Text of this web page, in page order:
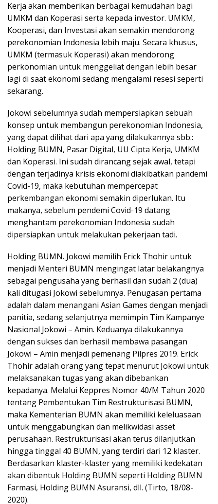
Kerja akan memberikan berbagai kemudahan bagi
UMKM dan Koperasi serta kepada investor. UMKM,
Kooperasi, dan Investasi akan semakin mendorong
perekonomian Indonesia lebih maju. Secara khusus,
UMKM (termasuk Koperasi) akan mendorong
perkonomian untuk menggeliat dengan lebih besar
lagi di saat ekonomi sedang mengalami resesi seperti
sekarang.
Jokowi sebelumnya sudah mempersiapkan sebuah
konsep untuk membangun perekonomian Indonesia,
yang dapat dilihat dari apa yang dilakukannya sbb.:
Holding BUMN, Pasar Digital, UU Cipta Kerja, UMKM
dan Koperasi. Ini sudah dirancang sejak awal, tetapi
dengan terjadinya krisis ekonomi diakibatkan pandemi
Covid-19, maka kebutuhan mempercepat
perkembangan ekonomi semakin diperlukan. Itu
makanya, sebelum pendemi Covid-19 datang
menghantam perekonomian Indonesia sudah
dipersiapkan untuk melakukan pekerjaan tadi.
Holding BUMN. Jokowi memilih Erick Thohir untuk
menjadi Menteri BUMN mengingat latar belakangnya
sebagai pengusaha yang berhasil dan sudah 2 (dua)
kali ditugasi Jokowi sebelumnya. Penugasan pertama
adalah dalam menangani Asian Games dengan menjadi
panitia, sedang selanjutnya memimpin Tim Kampanye
Nasional Jokowi – Amin. Keduanya dilakukannya
dengan sukses dan berhasil membawa pasangan
Jokowi – Amin menjadi pemenang Pilpres 2019. Erick
Thohir adalah orang yang tepat menurut Jokowi untuk
melaksanakan tugas yang akan dibebankan
kepadanya. Melalui Keppres Nomor 40/M Tahun 2020
tentang Pembentukan Tim Restrukturisasi BUMN,
maka Kementerian BUMN akan memiliki keleluasaan
untuk menggabungkan dan melikwidasi asset
perusahaan. Restrukturisasi akan terus dilanjutkan
hingga tinggal 40 BUMN, yang terdiri dari 12 klaster.
Berdasarkan klaster-klaster yang memiliki kedekatan
akan dibentuk Holding BUMN seperti Holding BUMN
Farmasi, Holding BUMN Asuransi, dll. (Tirto, 18/08-
2020).